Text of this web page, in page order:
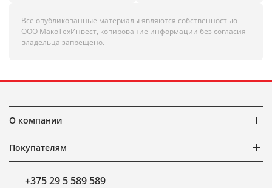
Все опубликованные материалы являются собственностью
ООО МакоТехИнвест, копирование информации без согласия
владельца запрещено.
О компании
Покупателям
+375 29 5 589 589